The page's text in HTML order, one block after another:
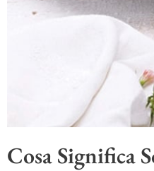
Cosa Significa